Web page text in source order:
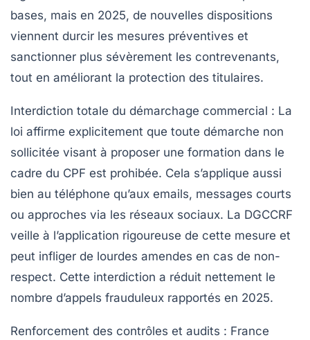
bases, mais en 2025, de nouvelles dispositions
viennent durcir les mesures préventives et
sanctionner plus sévèrement les contrevenants,
tout en améliorant la protection des titulaires.
Interdiction totale du démarchage commercial : La
loi affirme explicitement que toute démarche non
sollicitée visant à proposer une formation dans le
cadre du CPF est prohibée. Cela s’applique aussi
bien au téléphone qu’aux emails, messages courts
ou approches via les réseaux sociaux. La DGCCRF
veille à l’application rigoureuse de cette mesure et
peut infliger de lourdes amendes en cas de non-
respect. Cette interdiction a réduit nettement le
nombre d’appels frauduleux rapportés en 2025.
Renforcement des contrôles et audits : France